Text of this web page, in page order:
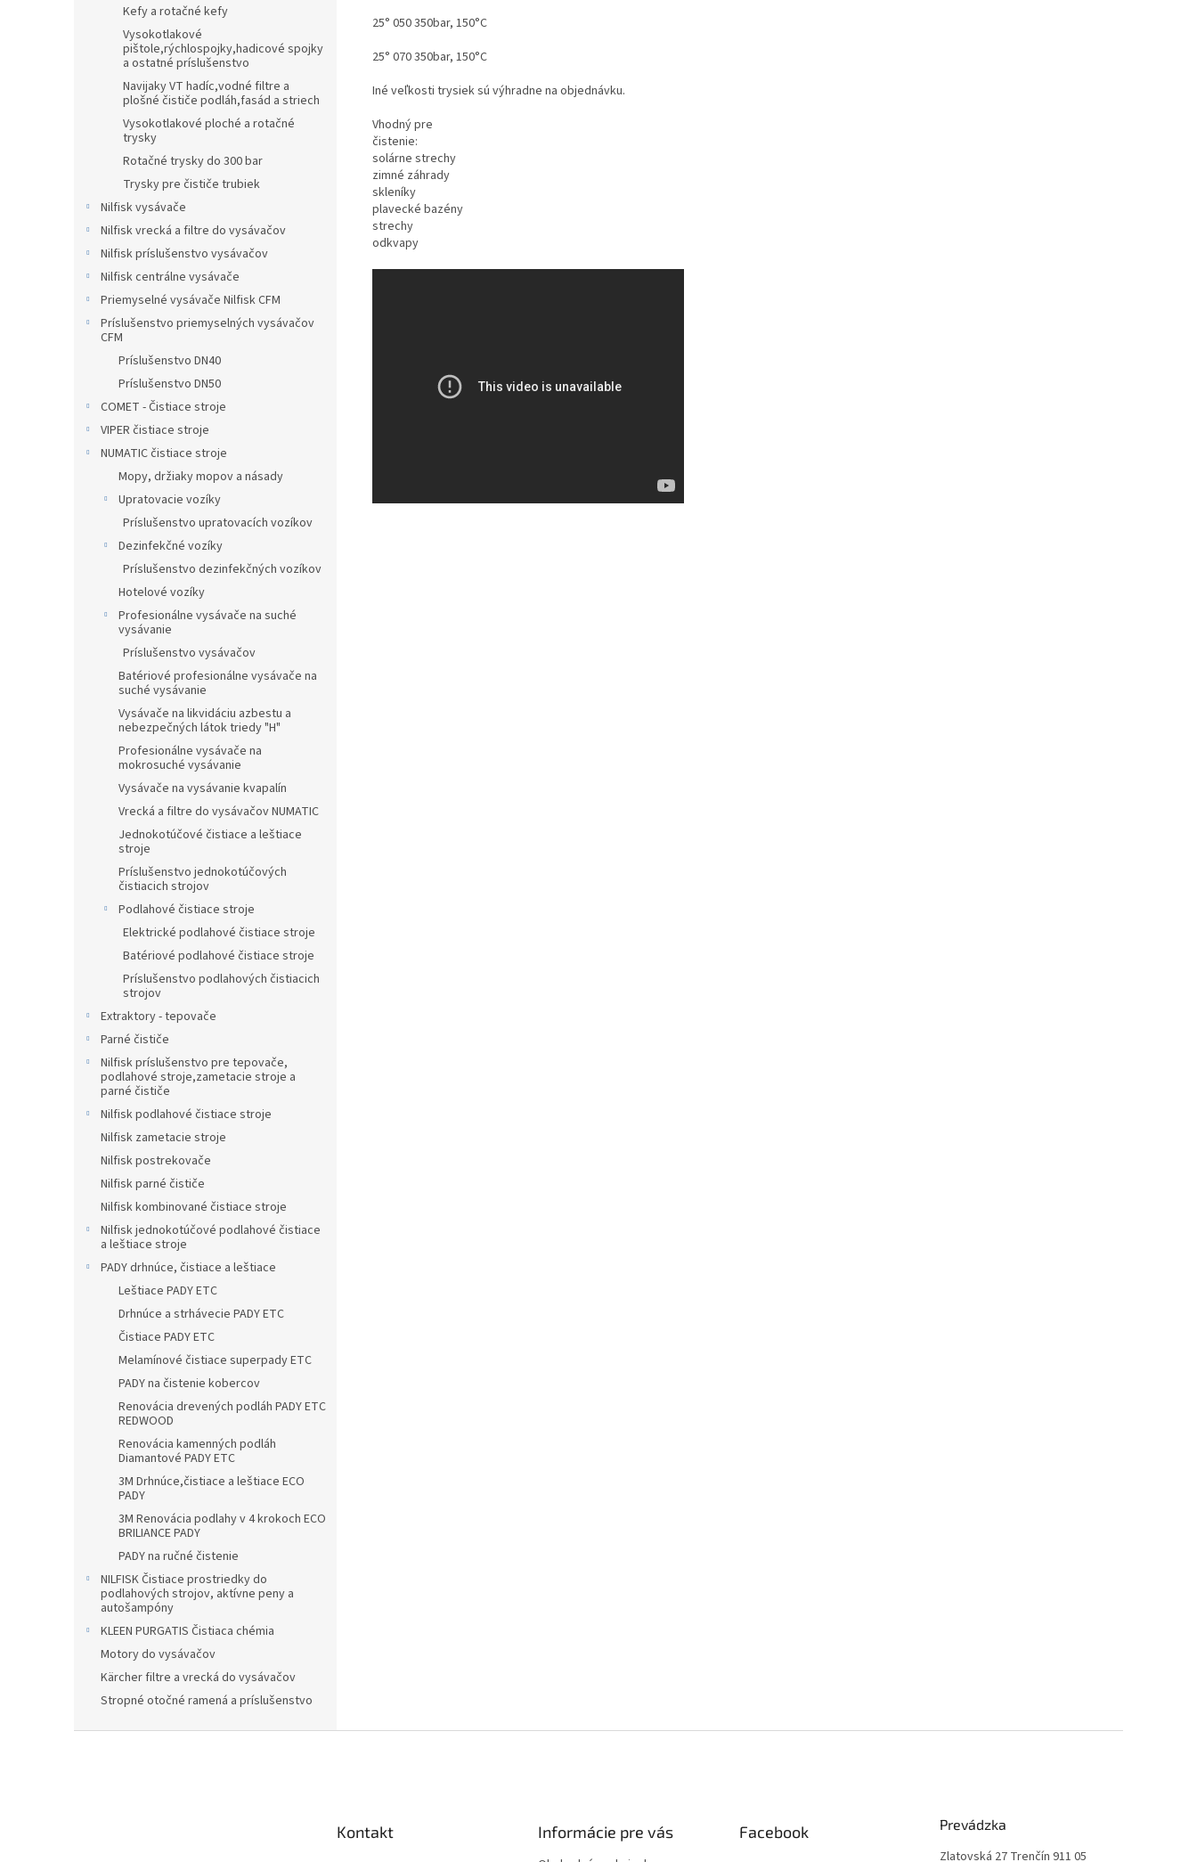
Kefy a rotačné kefy
Vysokotlakové
pištole,rýchlospojky,hadicové spojky
a ostatné príslušenstvo
Navijaky VT hadíc,vodné filtre a
plošné čističe podláh,fasád a striech
Vysokotlakové ploché a rotačné
trysky
Rotačné trysky do 300 bar
Trysky pre čističe trubiek
Nilfisk vysávače
Nilfisk vrecká a filtre do vysávačov
Nilfisk príslušenstvo vysávačov
Nilfisk centrálne vysávače
Priemyselné vysávače Nilfisk CFM
Príslušenstvo priemyselných vysávačov
CFM
Príslušenstvo DN40
Príslušenstvo DN50
COMET - Čistiace stroje
VIPER čistiace stroje
NUMATIC čistiace stroje
Mopy, držiaky mopov a násady
Upratovacie vozíky
Príslušenstvo upratovacích vozíkov
Dezinfekčné vozíky
Príslušenstvo dezinfekčných vozíkov
Hotelové vozíky
Profesionálne vysávače na suché
vysávanie
Príslušenstvo vysávačov
Batériové profesionálne vysávače na
suché vysávanie
Vysávače na likvidáciu azbestu a
nebezpečných látok triedy "H"
Profesionálne vysávače na
mokrosuché vysávanie
Vysávače na vysávanie kvapalín
Vrecká a filtre do vysávačov NUMATIC
Jednokotúčové čistiace a leštiace
stroje
Príslušenstvo jednokotúčových
čistiacich strojov
Podlahové čistiace stroje
Elektrické podlahové čistiace stroje
Batériové podlahové čistiace stroje
Príslušenstvo podlahových čistiacich
strojov
Extraktory - tepovače
Parné čističe
Nilfisk príslušenstvo pre tepovače,
podlahové stroje,zametacie stroje a
parné čističe
Nilfisk podlahové čistiace stroje
Nilfisk zametacie stroje
Nilfisk postrekovače
Nilfisk parné čističe
Nilfisk kombinované čistiace stroje
Nilfisk jednokotúčové podlahové čistiace
a leštiace stroje
PADY drhnúce, čistiace a leštiace
Leštiace PADY ETC
Drhnúce a strhávecie PADY ETC
Čistiace PADY ETC
Melamínové čistiace superpady ETC
PADY na čistenie kobercov
Renovácia drevených podláh PADY ETC
REDWOOD
Renovácia kamenných podláh
Diamantové PADY ETC
3M Drhnúce,čistiace a leštiace ECO
PADY
3M Renovácia podlahy v 4 krokoch ECO
BRILIANCE PADY
PADY na ručné čistenie
NILFISK Čistiace prostriedky do
podlahových strojov, aktívne peny a
autošampóny
KLEEN PURGATIS Čistiaca chémia
Motory do vysávačov
Kärcher filtre a vrecká do vysávačov
Stropné otočné ramená a príslušenstvo
25° 050 350bar, 150°C
25° 070 350bar, 150°C
Iné veľkosti trysiek sú výhradne na objednávku.
Vhodný pre
čistenie:
solárne strechy
zimné záhrady
skleníky
plavecké bazény
strechy
odkvapy
Kontakt Informácie pre vás Facebook Prevádzka
Zlatovská 27 Trenčín 911 05